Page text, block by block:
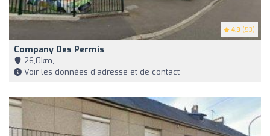
4.3 (53)
Company Des Permis
26,0km,
Voir les données d'adresse et de contact